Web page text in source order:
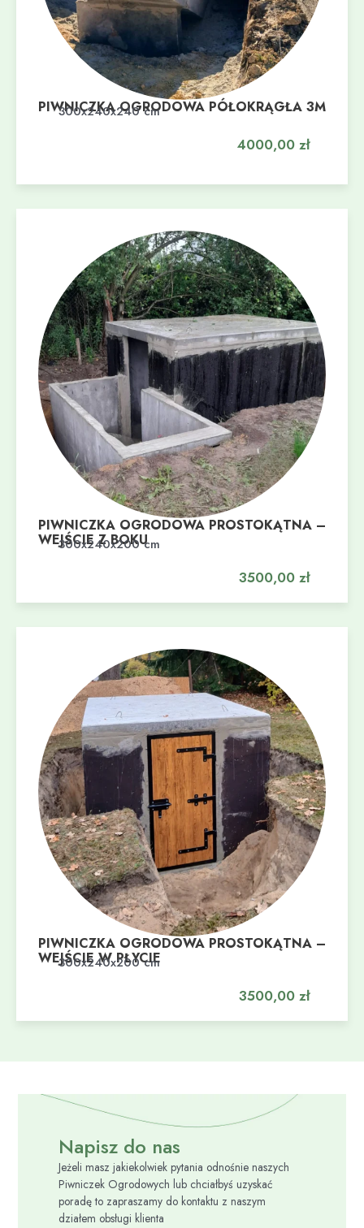
PIWNICZKA OGRODOWA PÓŁOKRĄGŁA 3M
300x240x240 cm
4000,00 zł
Dodaj do koszyka
PIWNICZKA OGRODOWA PROSTOKĄTNA –
WEJŚCIE Z BOKU
300x240x200 cm
3500,00 zł
Dodaj do koszyka
PIWNICZKA OGRODOWA PROSTOKĄTNA –
WEJŚCIE W PŁYCIE
300x240x200 cm
3500,00 zł
Dodaj do koszyka
Napisz do nas
Jeżeli masz jakiekolwiek pytania odnośnie naszych
Piwniczek Ogrodowych lub chciałbyś uzyskać
poradę to zapraszamy do kontaktu z naszym
działem obsługi klienta